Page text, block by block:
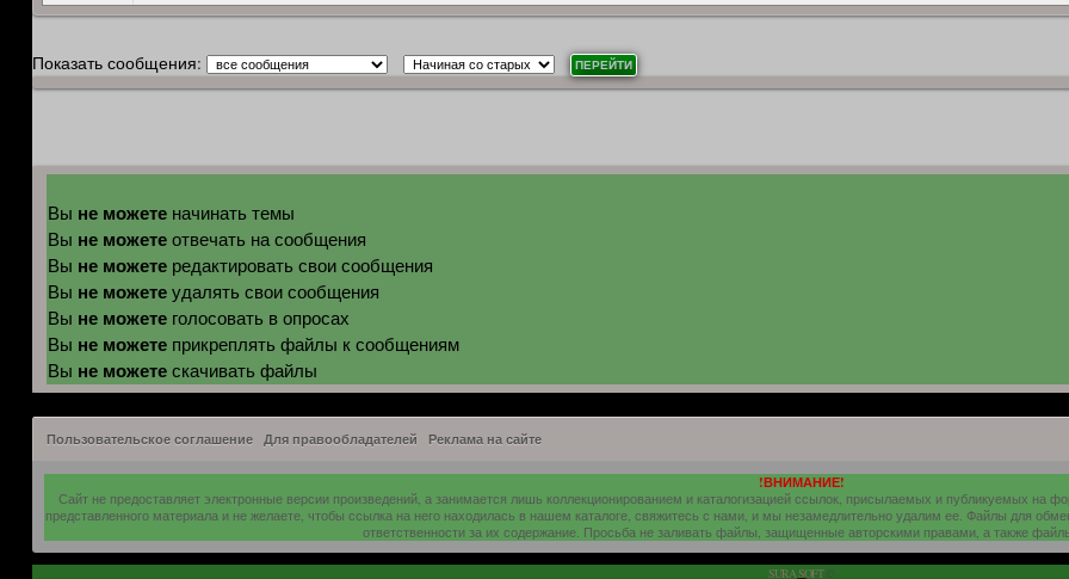
Показать сообщения:
Вы не можетеначинать темы
Вы не можетеотвечать на сообщения
Вы не можетередактировать свои сообщения
Вы не можетеудалять свои сообщения
Вы не можетеголосовать в опросах
Вы не можетеприкреплять файлы к сообщениям
Вы не можетескачивать файлы
Пользовательское соглашение Для правообладателей Реклама на сайте
!ВНИМАНИЕ!
Сайт не предоставляет электронные версии произведений, а занимается лишь коллекционированием и каталогизацией ссылок, присылаемых и публикуемых на
представленного материала и не желаете, чтобы ссылка на него находилась в нашем каталоге, свяжитесь с нами, и мы незамедлительно удалим ее. Файлы для
ответственности за их содержание. Просьба не заливать файлы, защищенные авторскими правами, а также
SURA SOFT©